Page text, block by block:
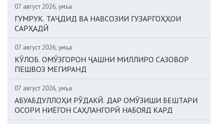
07 август 2026, Ҷумъа
ГУМРУК. ТАҶДИД ВА НАВСОЗИИ ГУЗАРГОҲҲОИ
САРҲАДӢ
07 август 2026, Ҷумъа
КӮЛОБ. ОМӮЗГОРОН ҶАШНИ МИЛЛИРО САЗОВОР
ПЕШВОЗ МЕГИРАНД
07 август 2026, Ҷумъа
АБУАБДУЛЛОҲИ РӮДАКӢ. ДАР ОМӮЗИШИ БЕШТАРИ
ОСОРИ НИЁГОН САҲЛАНГОРӢ НАБОЯД КАРД